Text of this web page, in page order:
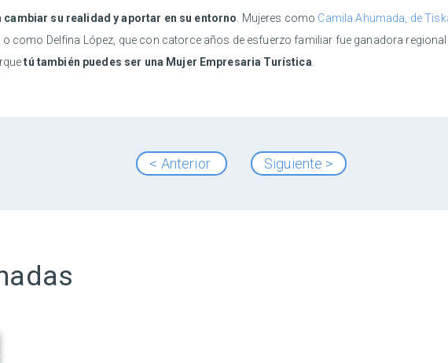
su realidad y aportar en su entorno . Mujeres como Camila Ahumada, de
como Delfina López, que con catorce años de esfuerzo familiar fue ganadora
tú también puedes ser una Mujer Empresaria Turística
< Anterior Siguiente >